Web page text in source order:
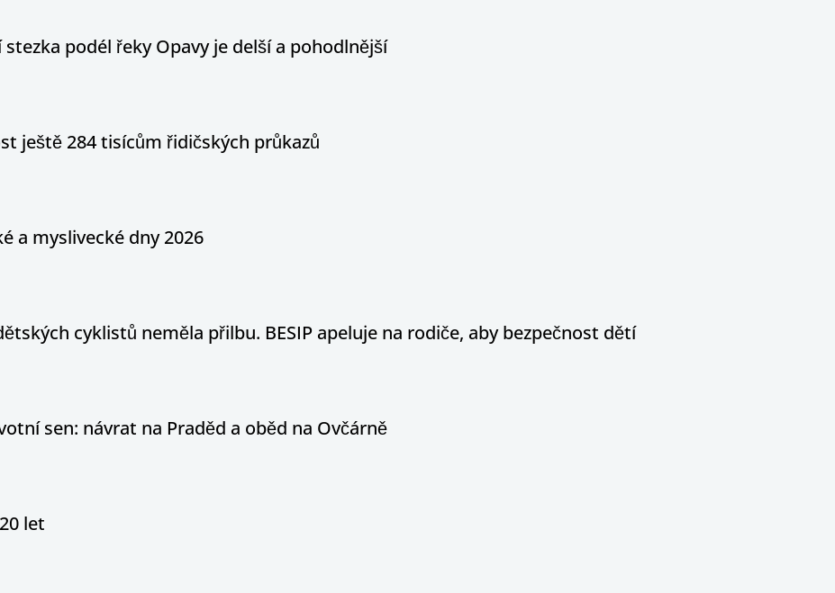
podél řeky Opavy je delší a pohodlnější
ještě 284 tisícům řidičských průkazů
a myslivecké dny 2026
cyklistů neměla přilbu. BESIP apeluje na rodiče, aby bezpečnost dětí
sen: návrat na Praděd a oběd na Ovčárně
let